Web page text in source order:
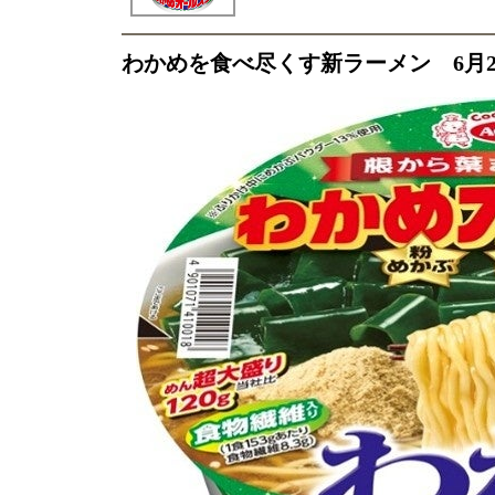
わかめを食べ尽くす新ラーメン 6月